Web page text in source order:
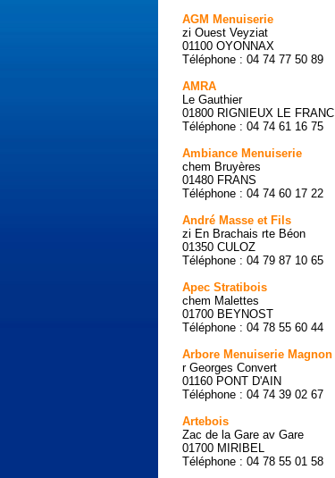
AGM Menuiserie
zi Ouest Veyziat
01100 OYONNAX
Téléphone : 04 74 77 50 89
AMRA
Le Gauthier
01800 RIGNIEUX LE FRANC
Téléphone : 04 74 61 16 75
Ambiance Menuiserie
chem Bruyères
01480 FRANS
Téléphone : 04 74 60 17 22
André Masse et Fils
zi En Brachais rte Béon
01350 CULOZ
Téléphone : 04 79 87 10 65
Apec Stratibois
chem Malettes
01700 BEYNOST
Téléphone : 04 78 55 60 44
Arbore Menuiserie Magnon
r Georges Convert
01160 PONT D'AIN
Téléphone : 04 74 39 02 67
Artebois
Zac de la Gare av Gare
01700 MIRIBEL
Téléphone : 04 78 55 01 58